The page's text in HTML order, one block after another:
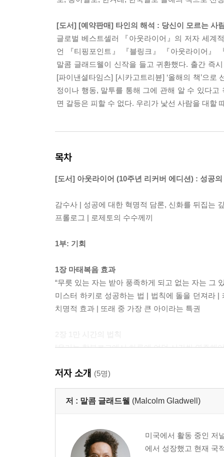
[도서] [예약판매] 타인의 해석 : 당신이 모르는 사
글로벌 베스트셀러 『아웃라이어』의 저자 세계
언 『티핑포인트』 『블링크』 『아웃라이어』
말콤 글래드웰이 신작을 들고 귀환했다. 출간 즉
[파이낸셜타임스] [시카고트리뷴] ‘올해의 책’으
정이나 행동, 말투를 통해 그에 관해 알 수 있다
면 갈등은 피할 수 없다. 우리가 낯선 사람을 대할
목차
[도서] 아웃라이어 (10주년 리커버 에디션) : 성공
감수사 | 성공에 대한 혁명적 담론, 신화를 뒤집는
프롤로그 | 로제토의 수수께끼
1부: 기회
1장 마태복음 효과
“무릇 있는 자는 받아 풍족하게 되고 없는 자는 그
미스터 하키로 성공하는 법 | 법칙에 돌을 던져라
치명적 효과 | 또래 중 가장 큰 아이라는 특권
“우리는 함부르크에서 하루에 여덟 시간씩 연주해
비틀스, 차별화된 밴드의 비밀 | 세 번째 증거: 행
3장 위기에 빠진 천재들
천재는 있다, 단지 꿈속에만
저자 소개 (5명)
저 : 말콤 글래드웰 (Malcolm Gladwell)
미국에서 활동 중인 저
에서 성장했고 현재 국